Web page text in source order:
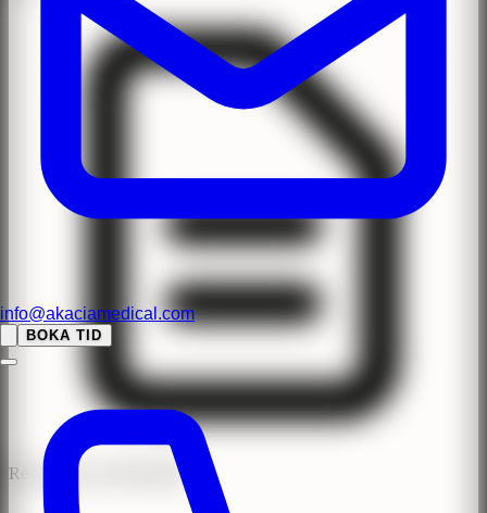
info@akaciamedical.com
BOKA TID
Recensioner med BankID